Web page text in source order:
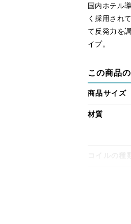
国内ホテル
く採用され
て反発力を
イプ。
この商品
商品サイズ
材質